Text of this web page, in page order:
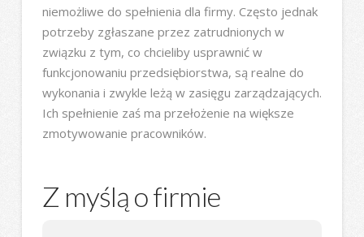
niemożliwe do spełnienia dla firmy. Często jednak
potrzeby zgłaszane przez zatrudnionych w
związku z tym, co chcieliby usprawnić w
funkcjonowaniu przedsiębiorstwa, są realne do
wykonania i zwykle leżą w zasięgu zarządzających.
Ich spełnienie zaś ma przełożenie na większe
zmotywowanie pracowników.
Z myślą o firmie